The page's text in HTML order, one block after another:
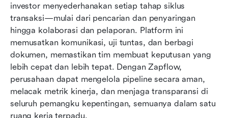
investor menyederhanakan setiap tahap siklus
transaksi—mulai dari pencarian dan penyaringan
hingga kolaborasi dan pelaporan. Platform ini
memusatkan komunikasi, uji tuntas, dan berbagi
dokumen, memastikan tim membuat keputusan yang
lebih cepat dan lebih tepat. Dengan Zapflow,
perusahaan dapat mengelola pipeline secara aman,
melacak metrik kinerja, dan menjaga transparansi di
seluruh pemangku kepentingan, semuanya dalam satu
ruang kerja terpadu.